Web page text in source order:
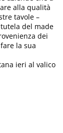
alla qualità
tavole –
del made
dei
la sua
ieri al valico